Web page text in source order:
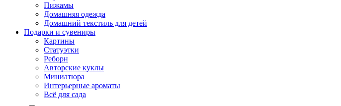
Пижамы
Домашняя одежда
Домашний текстиль для детей
Подарки и сувениры
Картины
Статуэтки
Реборн
Авторские куклы
Миниатюра
Интерьерные ароматы
Всё для сада